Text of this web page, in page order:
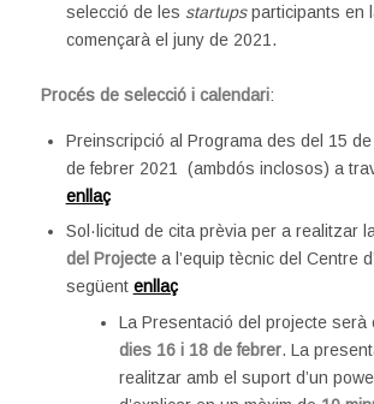
selecció de les startupsparticipants en
començarà el juny de 2021.
Procés de selecció i calendari:
Preinscripció al Programa des del 15
de febrer 2021 (ambdós inclosos) a
enllaç
Sol·licitud de cita prèvia per a realitzar
del Projecte a l’equip tècnic del Centre
següent enllaç
La Presentació del projecte serà
dies 16 i 18 de febrer. La
realitzar amb el suport d’un